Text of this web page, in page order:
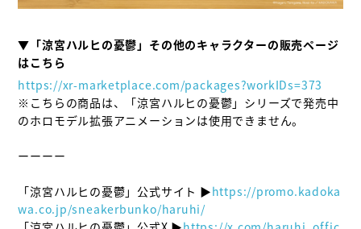
▼「涼宮ハルヒの憂鬱」その他のキャラクターの販売ページ
https://xr-marketplace.com/packages?workIDs=373
※こちらの商品は、「涼宮ハルヒの憂鬱」シリーズで発売中
のホロモデル拡張アニメーションは使用できません。
ーーーー
「涼宮ハルヒの憂鬱」公式サイト ▶https://promo.kadoka
wa.co.jp/sneakerbunko/haruhi/